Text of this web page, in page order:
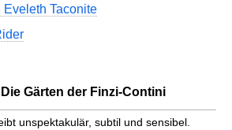
Taconite
Gärten der Finzi-Contini
unspektakulär, subtil und sensibel.